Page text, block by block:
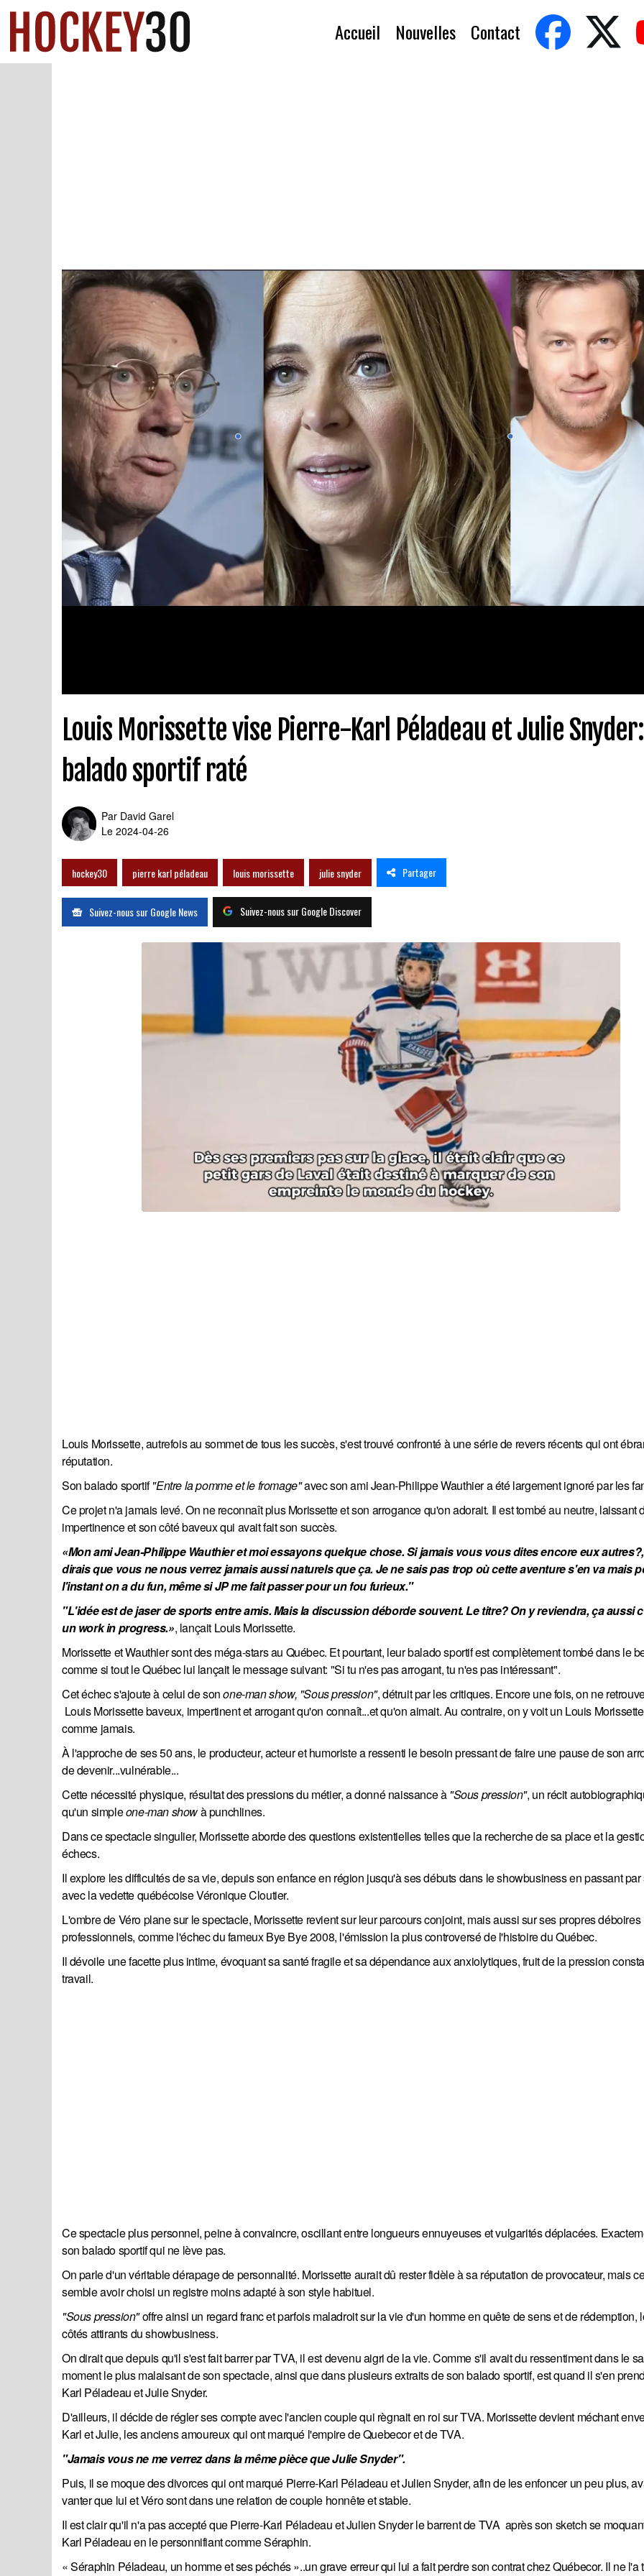
Accueil Nouvelles Contact
Louis Morissette vise Pierre-Karl Péladeau et Julie
balado sportif raté
Par David Garel
Le 2024-04-26
hockey30 pierre karl péladeau louis morissette julie snyder Partager
Suivez-nous sur Google News Suivez-nous sur Google Discover
Louis Morissette, autrefois au sommet de tous les succès, s'est trouvé confronté à une série de revers récents qui ont
réputation.
Son balado sportif"Entre la pomme et le fromage"avec son ami Jean-Philippe Wauthier a été largement ignoré par les
Ce projet n'a jamais levé. On ne reconnaît plus Morissette et son arrogance qu'on adorait. Il est tombé au neutre, laissant
impertinence et son côté baveux qui avait fait son succès.
«Mon ami Jean-Philippe Wauthier et moi essayons quelque chose. Si jamais vous vous dites encore eux
dirais que vous ne nous verrez jamais aussi naturels que ça. Je ne sais pas trop où cette aventure s'en va mais
l'instant on a du fun, même si JP me fait passer pour un fou furieux."
"L'idée est de jaser de sports entre amis. Mais la discussion déborde souvent. Le titre? On y reviendra, ça aussi
un work in progress.», lançait Louis Morissette.
Morissette et Wauthier sont des méga-stars au Québec. Et pourtant, leur balado sportif est complètement tombé dans le
comme si tout le Québec lui lançait le message suivant: "Si tu n'es pas arrogant, tu n'es pas intéressant".
Cet échec s'ajoute à celui de sonone-man show, "Sous pression", détruit par les critiques. Encore une fois, on ne
Louis Morissette baveux, impertinent et arrogant qu'on connaît...et qu'on aimait. Au contraire, on y voit un Louis
comme jamais.
À l'approche de ses 50 ans, le producteur, acteur et humoriste a ressenti le besoin pressant de faire une pause de son
de devenir...vulnérable...
Cette nécessité physique, résultat des pressions du métier, a donné naissance à "Sous pression", un récit
qu'un simpleone-man showà punchlines.
Dans ce spectacle singulier, Morissette aborde des questions existentielles telles que la recherche de sa place et la
échecs.
Il explore les difficultés de sa vie, depuis son enfance en région jusqu'à ses débuts dans le showbusiness en passant
avec la vedette québécoise Véronique Cloutier.
L'ombre de Véro plane sur le spectacle, Morissette revient sur leur parcours conjoint, mais aussi sur ses propres déboires
professionnels, comme l'échec du fameux Bye Bye 2008, l'émission la plus controversé de l'histoire du Québec.
Il dévoile une facette plus intime, évoquant sa santé fragile et sa dépendance aux anxiolytiques, fruit de la pression
travail.
Ce spectacle plus personnel, peine à convaincre, oscillant entre longueurs ennuyeuses et vulgarités déplacées.
son balado sportif qui ne lève pas.
On parle d'un véritable dérapage de personnalité. Morissette aurait dû rester fidèle à sa réputation de provocateur, mais
semble avoir choisi un registre moins adapté à son style habituel.
"Sous pression" offre ainsi un regard franc et parfois maladroit sur la vie d'un homme en quête de sens et de rédemption,
côtés attirants du showbusiness.
On dirait que depuis qu'il s'est fait barrer par TVA, il est devenu aigri de la vie. Comme s'il avait du ressentiment dans le
moment le plus malaisant de son spectacle, ainsi que dans plusieurs extraits de son balado sportif, est quand il s'en
Karl Péladeau et Julie Snyder.
D'ailleurs, il décide de régler ses compte avec l'ancien couple qui règnait en roi sur TVA. Morissette devient méchant
Karl et Julie, les anciens amoureux qui ont marqué l'empire de Quebecor et de TVA.
"Jamais vous ne me verrez dans la même pièce que Julie Snyder".
Puis, il se moque des divorces qui ont marqué Pierre-Karl Péladeau et Julien Snyder, afin de les enfoncer un peu plus,
vanter que lui et Véro sont dans une relation de couple honnête et stable.
Il est clair qu'il n'a pas accepté que Pierre-Karl Péladeau et Julien Snyder le barrent de TVA après son sketch se
Karl Péladeau en le personnifiant comme Séraphin.
« Séraphin Péladeau, un homme et ses péchés »..un grave erreur qui lui a fait perdre son contrat chez Québecor. Il ne l'a